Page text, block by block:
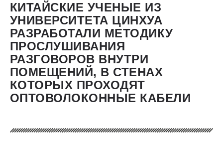
КИТАЙСКИЕ УЧЕНЫЕ ИЗ
УНИВЕРСИТЕТА ЦИНХУА
РАЗРАБОТАЛИ МЕТОДИКУ
ПРОСЛУШИВАНИЯ
РАЗГОВОРОВ ВНУТРИ
ПОМЕЩЕНИЙ, В СТЕНАХ
КОТОРЫХ ПРОХОДЯТ
ОПТОВОЛОКОННЫЕ КАБЕЛИ